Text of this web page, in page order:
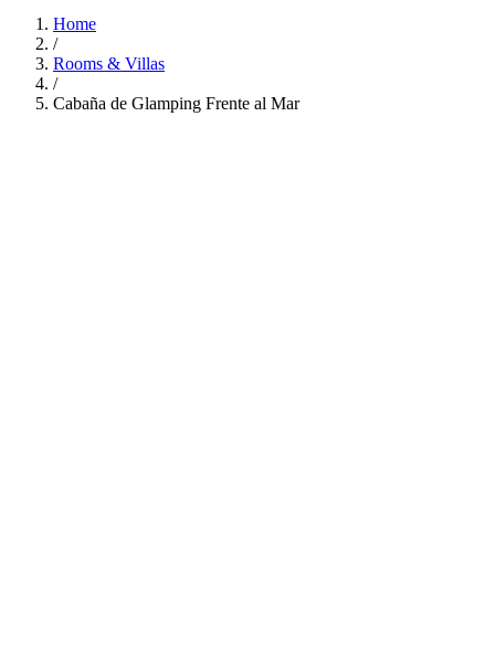
Home
/
Rooms & Villas
/
Cabaña de Glamping Frente al Mar